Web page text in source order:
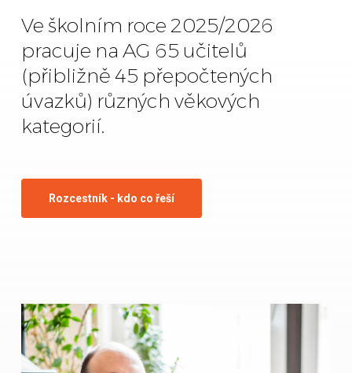
Ve školním roce 2025/2026
pracuje na AG 65 učitelů
(přibližně 45 přepočtených
úvazků) různých věkových
kategorií.
Rozcestník - kdo co řeší